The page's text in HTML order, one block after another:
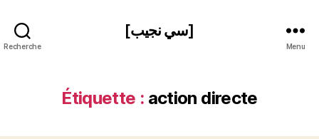
Recherche
[سي نجيب]
Menu
Étiquette : action directe